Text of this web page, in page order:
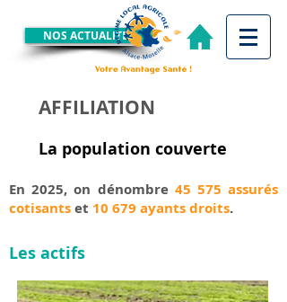
NOS ACTUALITES
AFFILIATION
La population couverte
En 2025, on dénombre 45 575 assurés
cotisantset 10 679 ayants droits.
Les actifs